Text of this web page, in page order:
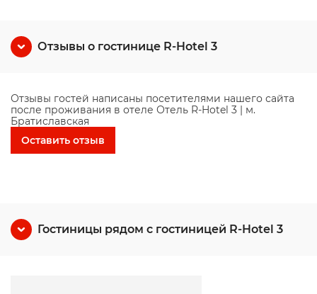
Отзывы о гостинице R-Hotel 3
Отзывы гостей написаны посетителями нашего сайта
после проживания в отеле Отель R-Hotel 3 | м.
Братиславская
Оставить отзыв
Гостиницы рядом с гостиницей R-Hotel 3